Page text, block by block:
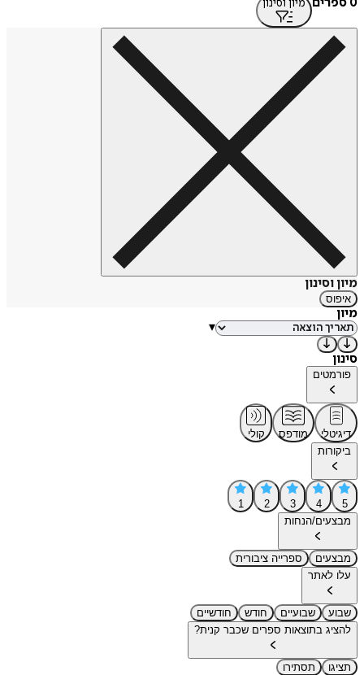
מיון וסינון
מיון וסינון
איפוס
מיון
▾
סינון
פורמטים
דיגיטלי מודפס
קולי
ביקורות
5
4
3
2
1
מבצעים/הנחות
מבצעים
ספרייה ציבורית
עלו לאתר
שבוע שבועיים חודש
חודשיים
להציג בתוצאות ספרים שכבר קנית?
תציגו
תסתירו